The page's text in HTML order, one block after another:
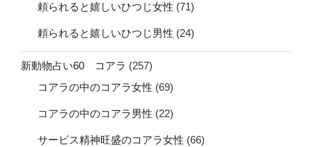
頼られると嬉しいひつじ女性 (71)
頼られると嬉しいひつじ男性 (24)
新動物占い60 コアラ (257)
コアラの中のコアラ女性 (69)
コアラの中のコアラ男性 (22)
サービス精神旺盛のコアラ女性 (66)